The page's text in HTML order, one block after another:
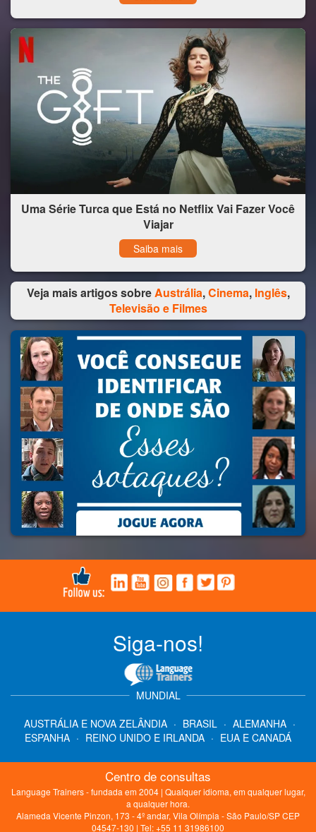
Uma Série Turca que Está no Netflix Vai Fazer Você
Viajar
Saiba mais
Veja mais artigos sobreAustrália,Cinema, Inglês,
Televisão e Filmes
Siga-nos!
MUNDIAL
AUSTRÁLIA E NOVA ZELÂNDIA · BRASIL · ALEMANHA ·
ESPANHA · REINO UNIDO E IRLANDA · EUA E CANADÁ
Centro de consultas
Language Trainers - fundada em 2004 | Qualquer idioma, em qualquer lugar,
a qualquer hora.
Alameda Vicente Pinzon, 173 - 4º andar, Vila Olímpia - São Paulo/SP CEP
04547-130 | Tel: +55 11 31986100